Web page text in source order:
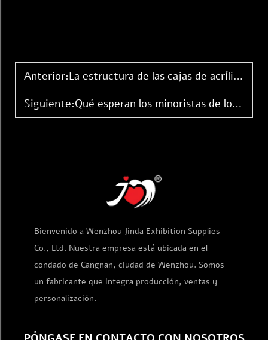
Anterior:La estructura de las cajas de acrílico para entrenadores de élite explicada
Siguiente:Qué esperan los minoristas de los estantes exhibidores de acrílico
Bienvenido a Wenzhou Jinda Exhibition Supplies
Co., Ltd. Nuestra empresa está ubicada en el
condado de Cangnan, ciudad de Wenzhou. Somos
un fabricante que integra producción, ventas y
personalización.